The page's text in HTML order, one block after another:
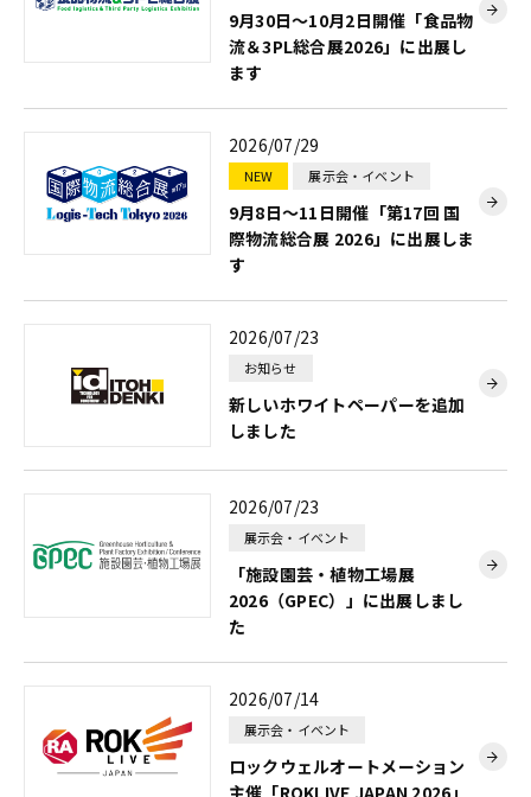
9月30日～10月2日開催「食品物
流＆3PL総合展2026」に出展し
ます
2026/07/29
NEW 展示会・イベント
9月8日～11日開催「第17回 国
際物流総合展 2026」に出展しま
す
2026/07/23
お知らせ
新しいホワイトペーパーを追加
しました
2026/07/23
展示会・イベント
「施設園芸・植物工場展
2026（GPEC）」に出展しまし
た
2026/07/14
展示会・イベント
ロックウェルオートメーション